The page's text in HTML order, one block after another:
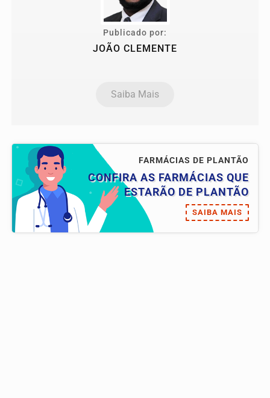
Publicado por:
JOÃO CLEMENTE
Saiba Mais
FARMÁCIAS DE PLANTÃO
CONFIRA AS FARMÁCIAS QUE
ESTARÃO DE PLANTÃO
SAIBA MAIS